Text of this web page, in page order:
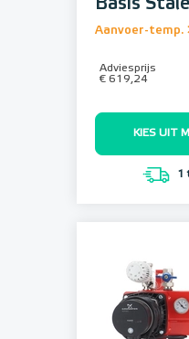
Basis
Aanvoer-temp.
Adviesprijs
€ 619,24
KIES UIT
1